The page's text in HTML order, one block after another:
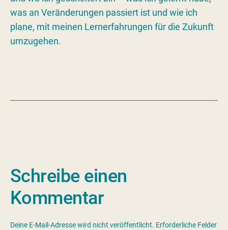
was an Veränderungen passiert ist und wie ich
plane, mit meinen Lernerfahrungen für die Zukunft
umzugehen.
Schreibe einen
Kommentar
Deine E-Mail-Adresse wird nicht veröffentlicht. Erforderliche Felder